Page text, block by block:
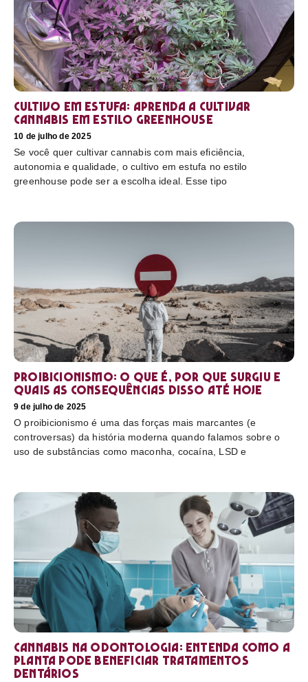
Cultivo em estufa: aprenda a cultivar
cannabis em estilo greenhouse
10 de julho de 2025
Se você quer cultivar cannabis com mais eficiência,
autonomia e qualidade, o cultivo em estufa no estilo
greenhouse pode ser a escolha ideal. Esse tipo
Proibicionismo: o que é, por que surgiu e
quais as consequências disso até hoje
9 de julho de 2025
O proibicionismo é uma das forças mais marcantes (e
controversas) da história moderna quando falamos sobre o
uso de substâncias como maconha, cocaína, LSD e
Cannabis na odontologia: entenda como a
planta pode beneficiar tratamentos
dentários